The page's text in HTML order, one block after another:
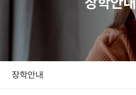
장학안내